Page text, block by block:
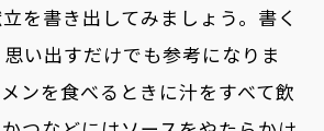
を書き出してみましょう。書く
い出すだけでも参考になりま
ンを食べるときに汁をすべて飲